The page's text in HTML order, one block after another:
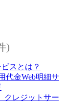
)
スとは？
代金Web明細サ
レジットサー